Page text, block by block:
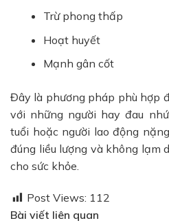
Trừ phong thấp
Hoạt huyết
Mạnh gân cốt
Đây là phương pháp phù hợp
với những người hay đau
tuổi hoặc người lao động
đúng liều lượng và không lạm
cho sức khỏe.
Post Views: 112
Bài viết liên quan